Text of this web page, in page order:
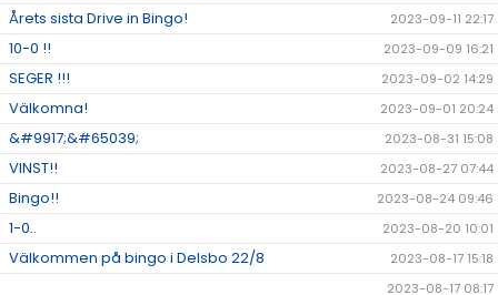
Årets sista Drive in Bingo! 2023-09-11 22:17
10-0 !! 2023-09-09 16:21
SEGER !!! 2023-09-02 14:29
Välkomna! 2023-09-01 20:24
&#9917;&#65039; 2023-08-31 15:08
VINST!! 2023-08-27 07:44
Bingo!! 2023-08-24 09:46
1-0.. 2023-08-20 10:01
Välkommen på bingo i Delsbo 22/8
2023-08-17 15:18
2023-08-17 08:17